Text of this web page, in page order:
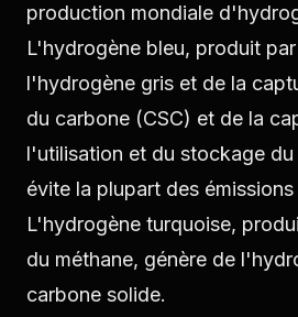
production mondiale
L'hydrogène bleu, produit
l'hydrogène gris et de la
du carbone (CSC) et de la
l'utilisation et du stockage
évite la plupart des émissions
L'hydrogène turquoise,
du méthane, génère de
carbone solide.